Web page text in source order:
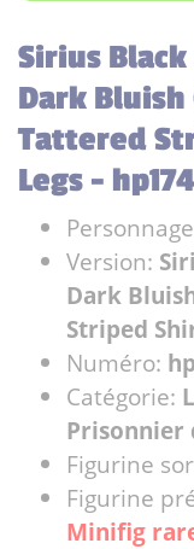
Sirius
Dark Bluish
Tattered
Legs - hp174
Version:
Dark
Striped
Numéro:
Catégorie:
Prisonnier
Figurine
Figurine
Minifig